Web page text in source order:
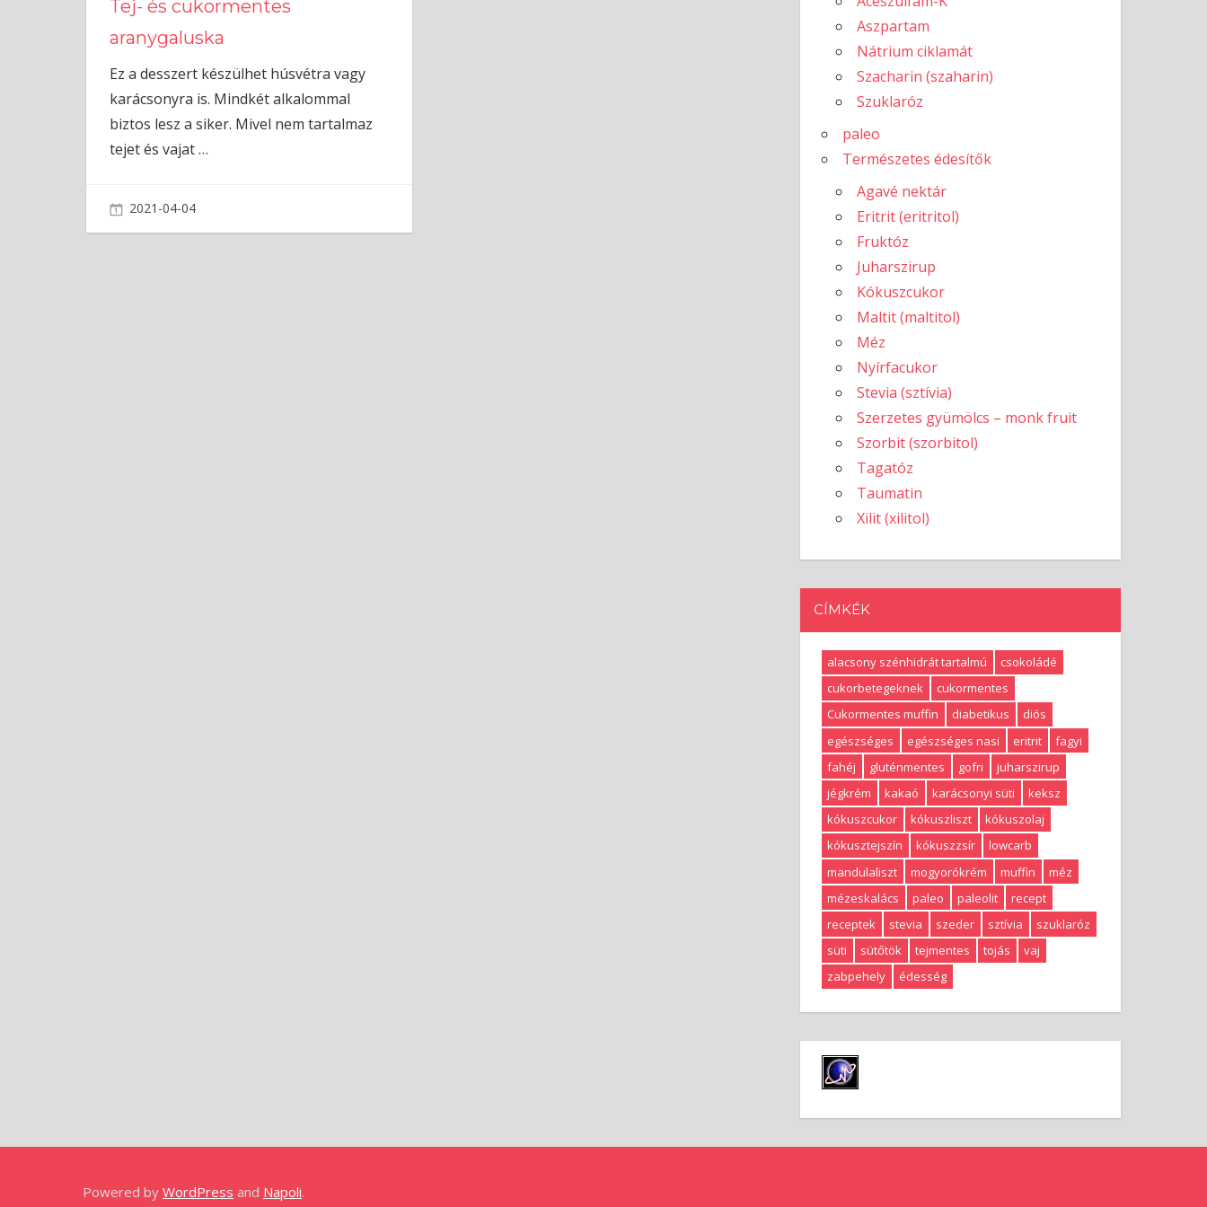
Tej- és cukormentes
aranygaluska
Ez a desszert készülhet húsvétra vagy
karácsonyra is. Mindkét alkalommal
biztos lesz a siker. Mivel nem tartalmaz
tejet és vajat…
2021-04-04
Aszpartam
Nátrium ciklamát
Szacharin (szaharin)
Szuklaróz
paleo
Természetes édesítők
Agavé nektár
Eritrit (eritritol)
Fruktóz
Juharszirup
Kókuszcukor
Maltit (maltitol)
Méz
Nyírfacukor
Stevia (sztívia)
Szerzetes gyümölcs – monk fruit
Szorbit (szorbitol)
Tagatóz
Taumatin
Xilit (xilitol)
CÍMKÉK
alacsony szénhidrát tartalmú
csokoládé
cukorbetegeknek
cukormentes
Cukormentes muffin
diabetikus
diós
egészséges
egészséges nasi eritrit
fagyi
fahéj
gluténmentes gofri
juharszirup
jégkrém
kakaó karácsonyi süti
keksz
kókuszcukor
kókuszliszt
kókuszolaj
kókusztejszín
kókuszzsír
lowcarb
mandulaliszt
mogyorókrém muffin
méz
mézeskalács
paleo paleolit
recept
receptek
stevia szeder sztívia
szuklaróz
süti
sütőtök tejmentes tojás
vaj
zabpehely
édesség
Powered by WordPress and Napoli.